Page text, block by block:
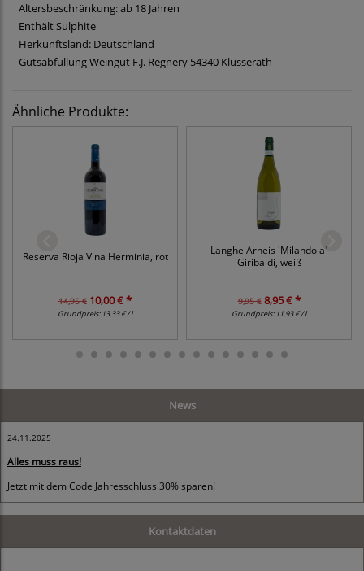
Altersbeschränkung: ab 18 Jahren
Enthält Sulphite
Herkunftsland: Deutschland
Gutsabfüllung Weingut F.J. Regnery 54340 Klüsserath
Ähnliche Produkte:
Reserva Rioja Vina Herminia, rot
14,95 € 10,00 € *
Grundpreis: 13,33 € / l
Langhe Arneis 'Milandola'
Giribaldi, weiß
9,95 €8,95 € *
Grundpreis: 11,93 € / l
News
24.11.2025
Alles muss raus!
Jetzt mit dem Code Jahresschluss 30% sparen!
Kontaktdaten